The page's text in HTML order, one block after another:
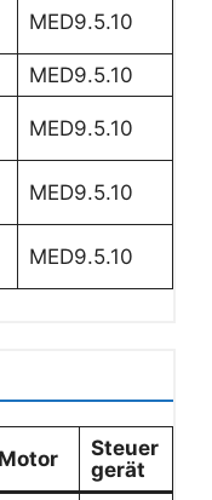
MED9.5.10
MED9.5.10
MED9.5.10
MED9.5.10
MED9.5.10
Motor
Steuer
gerät